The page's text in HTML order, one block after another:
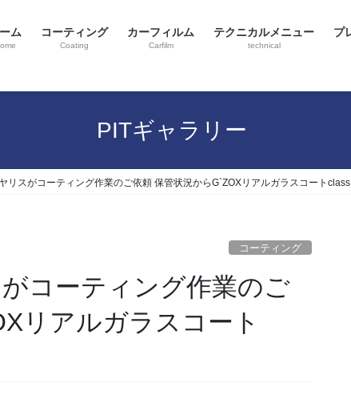
ム コーティング
Coating
カーフィルム
Carfilm
テクニカルメニュー
technical
プ
PITギャラリー
リスがコーティング作業のご依頼 保管状況からG`ZOXリアルガラスコート
コーティング
コーティング作業のご
リアルガラスコート